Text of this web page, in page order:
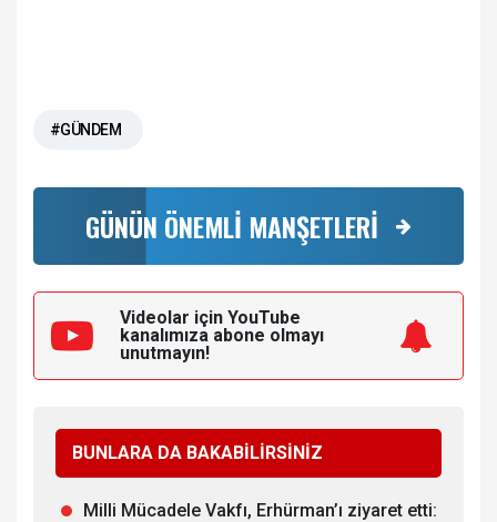
#GÜNDEM
GÜNÜN ÖNEMLİ MANŞETLERİ
Videolar için YouTube
kanalımıza abone olmayı
unutmayın!
BUNLARA DA BAKABİLİRSİNİZ
Milli Mücadele Vakfı, Erhürman’ı ziyaret etti: